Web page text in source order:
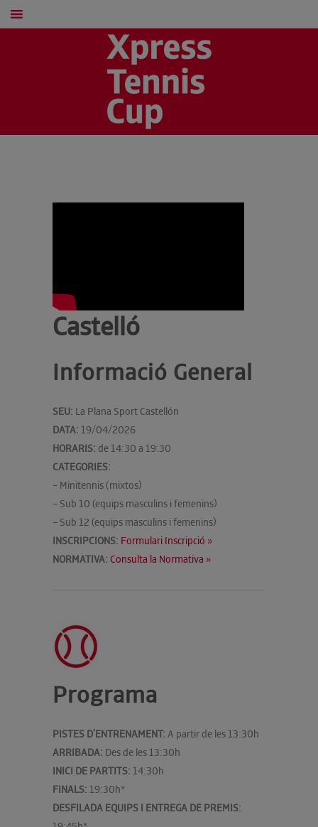
Castelló
Informació General
SEU: La Plana Sport Castellón
DATA: 19/04/2026
HORARIS: de 14:30 a 19:30
CATEGORIES:
– Minitennis (mixtos)
– Sub 10 (equips masculins i femenins)
– Sub 12 (equips masculins i femenins)
INSCRIPCIONS: Formulari Inscripció »
NORMATIVA: Consulta la Normativa »
Programa
PISTES D’ENTRENAMENT: A partir de les 13:30h
ARRIBADA: Des de les 13:30h
INICI DE PARTITS: 14:30h
FINALS: 19:30h*
DESFILADA EQUIPS I ENTREGA DE PREMIS: